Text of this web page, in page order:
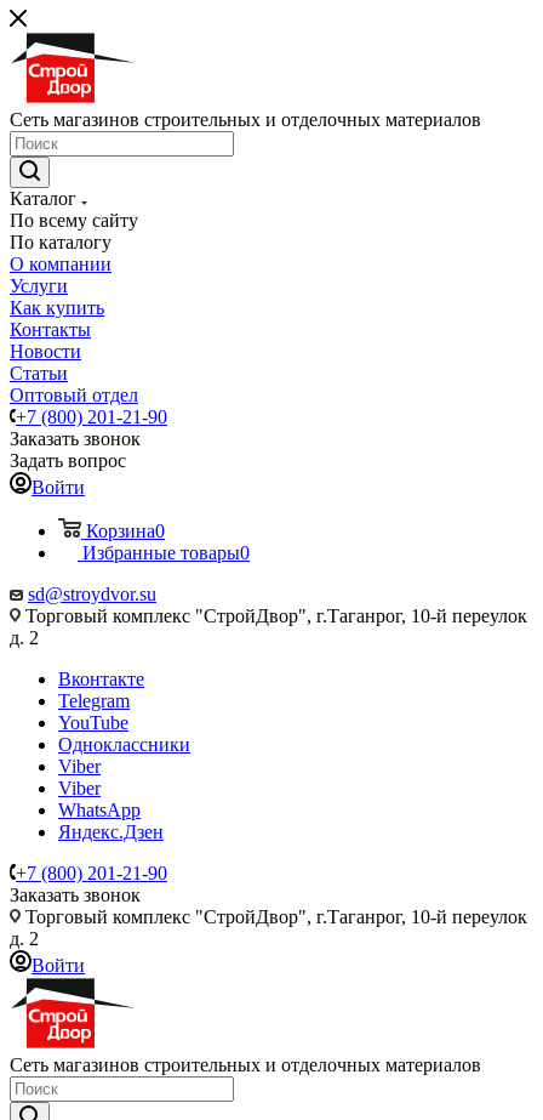
Сеть магазинов строительных и отделочных материалов
Каталог
По всему сайту
По каталогу
О компании
Услуги
Как купить
Контакты
Новости
Статьи
Оптовый отдел
+7 (800) 201-21-90
Заказать звонок
Задать вопрос
Войти
Корзина0
Избранные товары0
sd@stroydvor.su
Торговый комплекс "СтройДвор", г.Таганрог, 10-й переулок
д. 2
Вконтакте
Telegram
YouTube
Одноклассники
Viber
Viber
WhatsApp
Яндекс.Дзен
+7 (800) 201-21-90
Заказать звонок
Торговый комплекс "СтройДвор", г.Таганрог, 10-й переулок
д. 2
Войти
Сеть магазинов строительных и отделочных материалов